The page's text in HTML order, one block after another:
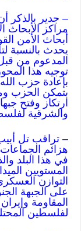
– جدير بالذكر
مراكز الأبحاث
أبحاث الأمن
يحدث بالنسبة
المدعوم من
توجيه هذا
بإعادة حزب
بتمكن الحزب
ارتكاز وفتح
والشرقية
– تراقب تل
هزائم الجماعات
في هذا البلد
المستويين
التوازن
على الجبهة
المقاومة
لفلسطين